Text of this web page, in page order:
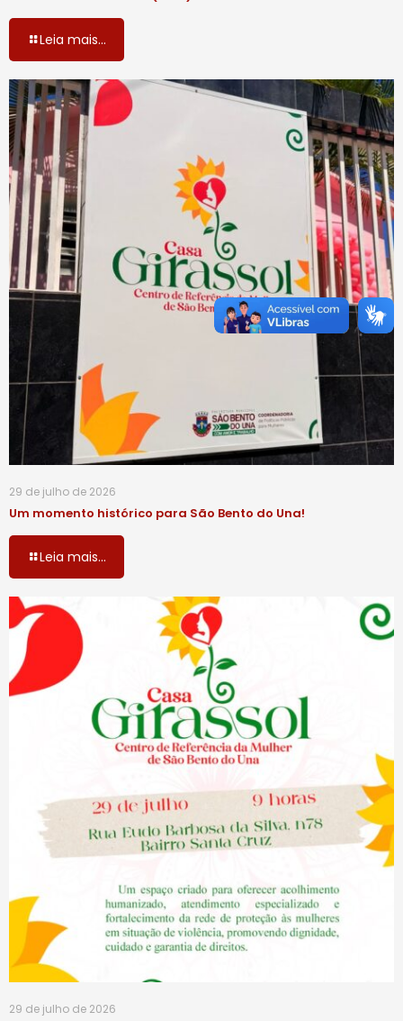
Leia mais...
29 de julho de 2026
Um momento histórico para São Bento do Una!
Leia mais...
29 de julho de 2026